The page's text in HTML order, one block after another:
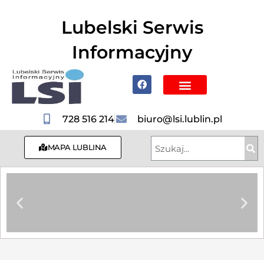
Lubelski Serwis
Informacyjny
728 516 214 biuro@lsi.lublin.pl
MAPA LUBLINA